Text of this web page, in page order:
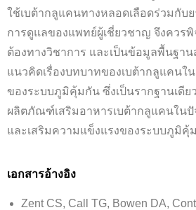
ใช้เบต้ากลูแคนทางหลอดเลือดร่วมกับย
การดูแลของแพทย์ผู้เชี่ยวชาญ จึงควร
ต้องทางวิชาการ และเป็นข้อมูลพื้นฐ
แนวคิดเรื่องบทบาทของเบต้ากลูแคนใ
ของระบบภูมิคุ้มกัน ซึ่งเป็นรากฐานเดี
ผลิตภัณฑ์เสริมอาหารเบต้ากลูแคนใน
และเสริมความแข็งแรงของระบบภูมิคุ้
เอกสารอ้างอิง
Zent CS, Call TG, Bowen DA,